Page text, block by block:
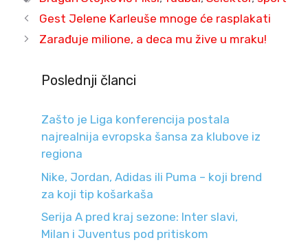
Gest Jelene Karleuše mnoge će rasplakati
Zarađuje milione, a deca mu žive u mraku!
Poslednji članci
Zašto je Liga konferencija postala
najrealnija evropska šansa za klubove iz
regiona
Nike, Jordan, Adidas ili Puma – koji brend
za koji tip košarkaša
Serija A pred kraj sezone: Inter slavi,
Milan i Juventus pod pritiskom